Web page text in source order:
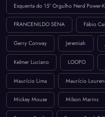
Esquenta do 15º Orgulho Nerd Power-
FRANCENILDO SENA Fábio
Gerry Conway Jeremiah
Kelmer Luciano LOOPO
Maurício Lima Maurício
Mickey Mouse Milson Marins